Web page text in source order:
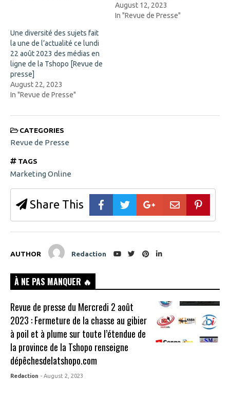
e
w
w
i
n
d
o
w
)
w
)
August 12, 2023
In "Revue de Presse"
Une diversité des sujets fait
la une de l’actualité ce lundi
22 août 2023 des médias en
ligne de la Tshopo [Revue de
presse]
August 22, 2023
In "Revue de Presse"
CATEGORIES
Revue de Presse
TAGS
Marketing Online
Share This
AUTHOR Redaction
À NE PAS MANQUER 🔥
Revue de presse du Mercredi 2 août
2023 : Fermeture de la chasse au gibier
à poil et à plume sur toute l’étendue de
la province de la Tshopo renseigne
dépêchesdelatshopo.com
Redaction - August 2, 2023